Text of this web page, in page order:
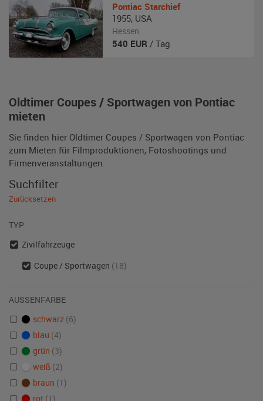
Oldtimer Coupes / Sportwagen von Pontiac
mieten
Sie finden hier Oldtimer Coupes / Sportwagen von Pontiac
zum Mieten für Filmproduktionen, Fotoshootings und
Firmenveranstaltungen.
Pontiac Starchief
1955, USA
Hessen
540 EUR / Tag
Suchfilter
Zurücksetzen
TYP
Zivilfahrzeuge
Coupe / Sportwagen (18)
AUSSENFARBE
schwarz (6)
blau (4)
grün (3)
weiß (2)
braun (1)
rot (1)